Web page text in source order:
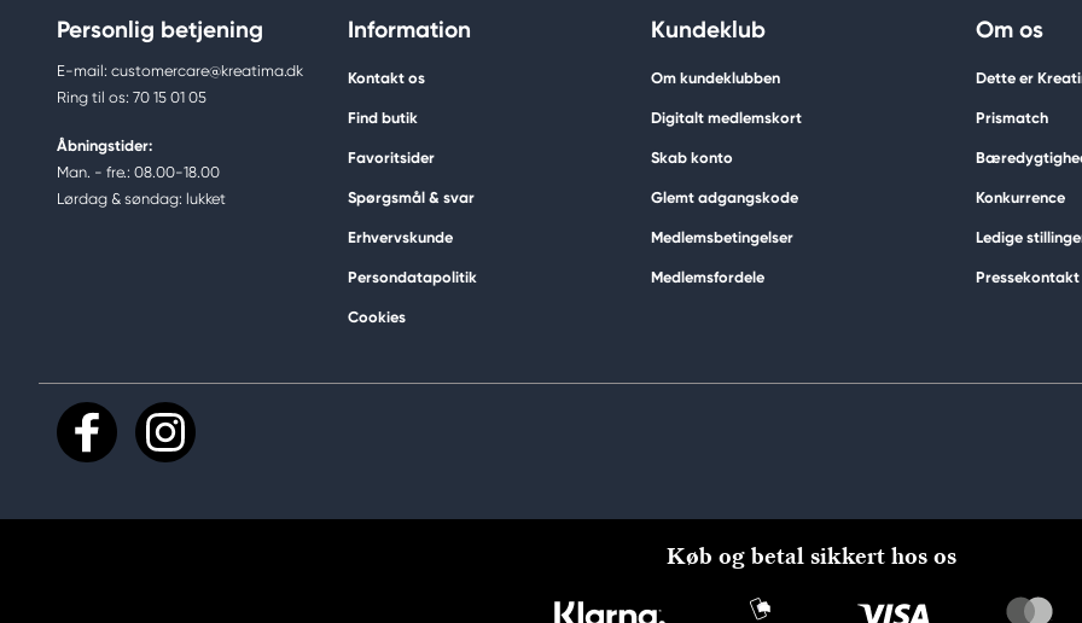
Personlig betjening
E-mail: customercare@kreatima.dk
Ring til os: 70 15 01 05
Åbningstider:
Man. - fre.: 08.00-18.00
Lørdag & søndag: lukket
Information
Kontakt os
Find butik
Favoritsider
Spørgsmål & svar
Erhvervskunde
Persondatapolitik
Cookies
Kundeklub
Om kundeklubben
Digitalt medlemskort
Skab konto
Glemt adgangskode
Medlemsbetingelser
Medlemsfordele
Om os
Dette er
Prismatch
Konkurrence
Ledige
Pressekontakt
Køb og betal sikkert hos os